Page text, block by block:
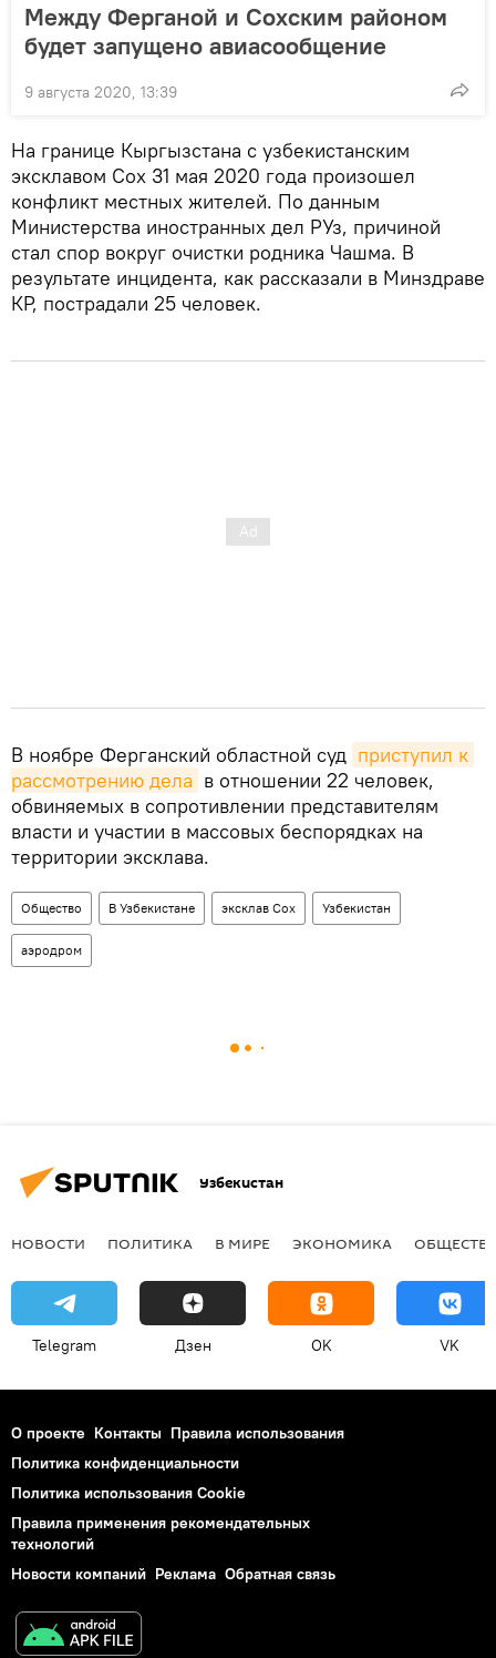
Между Ферганой и Сохским районом
будет запущено авиасообщение
9 августа 2020, 13:39
На границе Кыргызстана с узбекистанским
эксклавом Сох 31 мая 2020 года произошел
конфликт местных жителей. По данным
Министерства иностранных дел РУз, причиной
стал спор вокруг очистки родника Чашма. В
результате инцидента, как рассказали в Минздраве
КР, пострадали 25 человек.
В ноябре Ферганский областной суд приступил к
рассмотрению дела в отношении 22 человек,
обвиняемых в сопротивлении представителям
власти и участии в массовых беспорядках на
территории эксклава.
Общество В Узбекистане эксклав Сох Узбекистан
аэродром
Узбекистан
НОВОСТИ ПОЛИТИКА В МИРЕ ЭКОНОМИКА
Telegram Дзен OK VK
О проекте Контакты Правила использования
Политика конфиденциальности
Политика использования Cookie
Правила применения рекомендательных
технологий
Новости компаний Реклама Обратная связь